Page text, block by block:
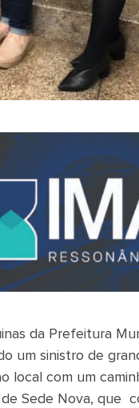
da Prefeitura
um sinistro de
local com um
Sede Nova, que